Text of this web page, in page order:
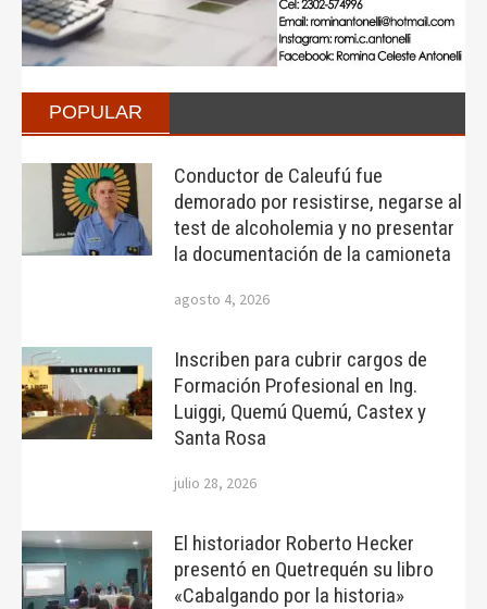
POPULAR
Conductor de Caleufú fue
demorado por resistirse, negarse al
test de alcoholemia y no presentar
la documentación de la camioneta
agosto 4, 2026
Inscriben para cubrir cargos de
Formación Profesional en Ing.
Luiggi, Quemú Quemú, Castex y
Santa Rosa
julio 28, 2026
El historiador Roberto Hecker
presentó en Quetrequén su libro
«Cabalgando por la historia»